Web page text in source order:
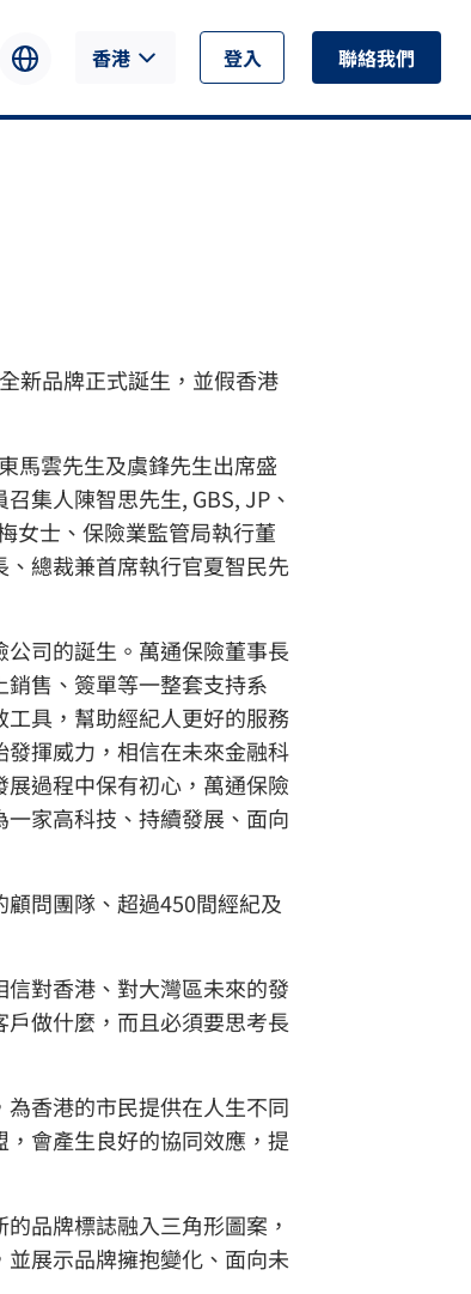
香港 登入 聯絡我們
新品牌正式誕生，並假香港
馬雲先生及虞鋒先生出席盛
集人陳智思先生, GBS, JP、
女士、保險業監管局執行董
總裁兼首席執行官夏智民先
司的誕生。萬通保險董事長
售、簽單等一整套支持系
具，幫助經紀人更好的服務
揮威力，相信在未來金融科
過程中保有初心，萬通保險
家高科技、持續發展、面向
問團隊、超過450間經紀及
對香港、對大灣區未來的發
做什麼，而且必須要思考長
香港的市民提供在人生不同
會產生良好的協同效應，提
品牌標誌融入三角形圖案，
展示品牌擁抱變化、面向未